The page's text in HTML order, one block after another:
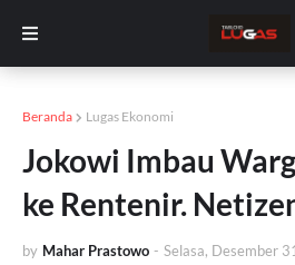
Beranda Lugas Ekonomi
Jokowi Imbau
ke Rentenir.
by Mahar Prastowo - Selasa, Desember